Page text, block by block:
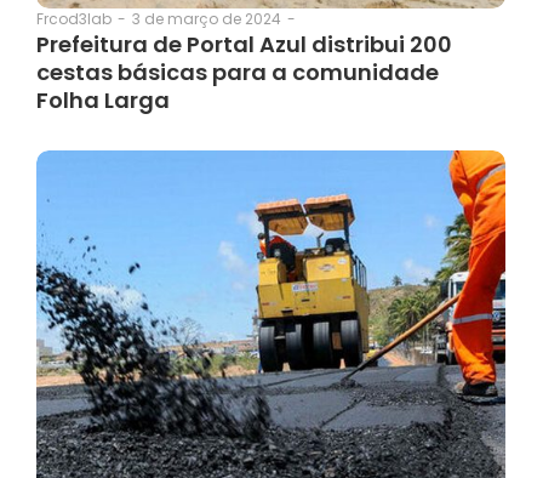
Frcod3lab - 3 de março de 2024 -
Prefeitura de Portal Azul distribui 200
cestas básicas para a comunidade
Folha Larga